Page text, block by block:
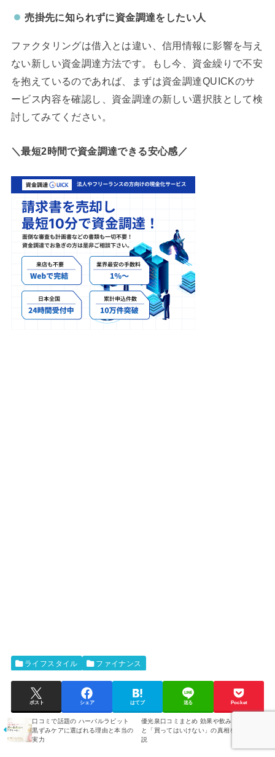
売掛先に知られずに資金調達をしたい人
ファクタリングは借入とは違い、信用情報に影響を与え
ない新しい資金調達方法です。もし今、資金繰りで不安
を抱えているのであれば、まずは資金調達QUICKのサ
ービス内容を確認し、資金調達の新しい選択肢として検
討してみてください。
＼最短2時間で資金調達できる安心感／
ライフスタイル ファイナンス
ポスト シェア はてブ 送る Pocket
口コミで話題の ハーバルラビット
黒ずみケアに選ばれる理由と本当の
実力
優光泉口コミまとめ 効果や飲み方
と「買ってはいけない」の真相を解
説